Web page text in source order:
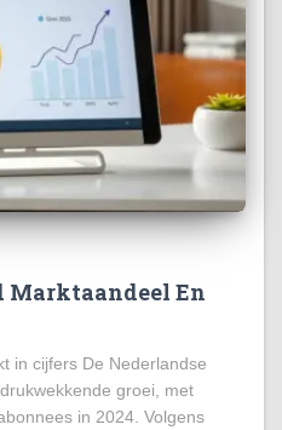
Marktaandeel En
in cijfers De Nederlandse
groei, met
in 2024. Volgens